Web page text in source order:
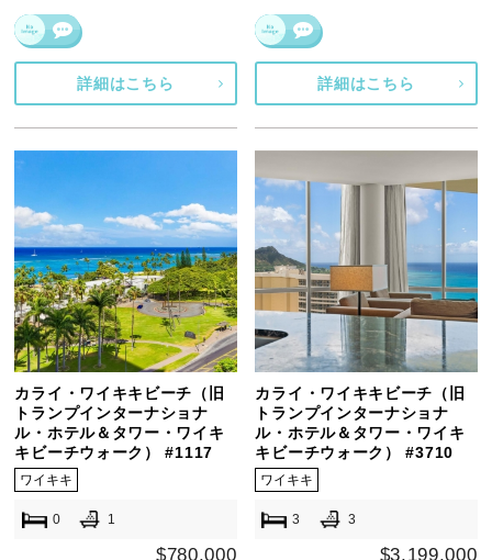
詳細はこちら 詳細はこちら
カライ・ワイキキビーチ（旧
トランプインターナショナ
ル・ホテル＆タワー・ワイキ
キビーチウォーク） #1117
ワイキキ
0 1
$780,000
カライ・ワイキキビーチ（旧
トランプインターナショナ
ル・ホテル＆タワー・ワイキ
キビーチウォーク） #3710
ワイキキ
3 3
$3,199,000